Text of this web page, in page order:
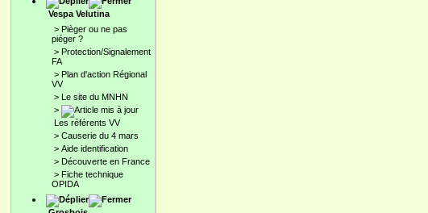
Vespa Velutina
> Pièger ou ne pas
piéger ?
> Protection/Signalement
FA
> Plan d'action Régional
VV
> Le site du MNHN
>
Les référents VV
> Causerie du 4 mars
> Aide identification
> Découverte en France
> Fiche technique
OPIDA